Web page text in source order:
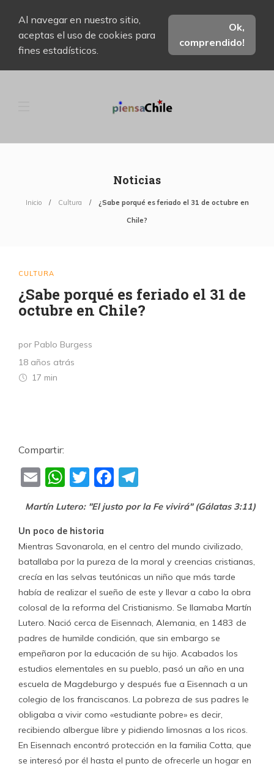
Al navegar en nuestro sitio,
aceptas el uso de cookies para
fines estadísticos.
Ok,
comprendido!
Noticias
Inicio Cultura ¿Sabe porqué es feriado el 31 de octubre en
Chile?
CULTURA
¿Sabe porqué es feriado el 31 de
octubre en Chile?
por Pablo Burgess
18 años atrás
17 min
Compartir:
EmailWhatsApp
TwitterFacebook
Martín Lutero: "El justo por la Fe vivirá" (Gálatas 3:11)
Un poco de historia
Mientras Savonarola, en el centro del mundo civilizado,
batallaba por la pureza de la moral y creencias cristianas,
crecía en las selvas teutónicas un niño que más tarde
había de realizar el sueño de este y llevar a cabo la obra
colosal de la reforma del Cristianismo. Se llamaba Martín
Lutero. Nació cerca de Eisennach, Alemania, en 1483 de
padres de humilde condición, que sin embargo se
empeñaron por la educación de su hijo. Acabados los
estudios elementales en su pueblo, pasó un año en una
escuela de Magdeburgo y después fue a Eisennach a un
colegio de los franciscanos. La pobreza de sus padres le
obligaba a vivir como «estudiante pobre» es decir,
recibiendo albergue libre y pidiendo limosnas a los ricos.
En Eisennach encontró protección en la familia Cotta, que
se interesó por él hasta el punto de ofrecerle un hogar en